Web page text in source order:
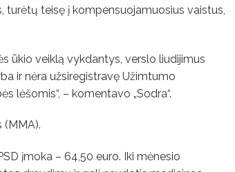
turėtų teisę į kompensuojamuosius vaistus,
ūkio veiklą vykdantys, verslo liudijimus
ir nėra užsiregistravę Užimtumo
lėšomis“, – komentavo „Sodra“.
(MMA).
įmoka – 64,50 euro. Iki mėnesio